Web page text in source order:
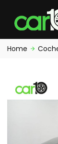
Home